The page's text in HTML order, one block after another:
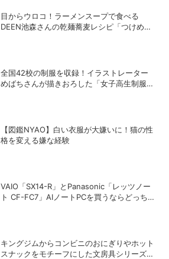
目からウロコ！ラーメンスープで食べる
DEEN池森さんの乾麺蕎麦レシピ「つけめん
全国42校の制服を収録！イラストレーター
めばちさんが描きおろした「女子高生制服
【図鑑NYAO】白い衣服が大嫌いに！猫の性
格を変える嫌な経験
VAIO「SX14-R」とPanasonic「レッツノー
ト CF-FC7」AIノートPCを買うならどっち
キングジムからコンビニのおにぎりやホット
スナックをモチーフにした文房具シリーズ